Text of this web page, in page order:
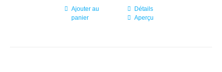
Ajouter au
panier
Détails
Aperçu